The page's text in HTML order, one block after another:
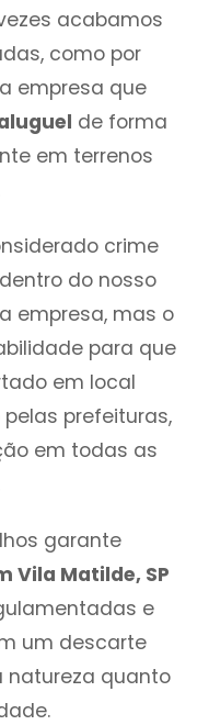
acabamos
como por
empresa que
de forma
em terrenos
crime
do nosso
empresa, mas o
para que
em local
prefeituras,
em todas as
garante
Vila Matilde, SP
e
um descarte
natureza quanto